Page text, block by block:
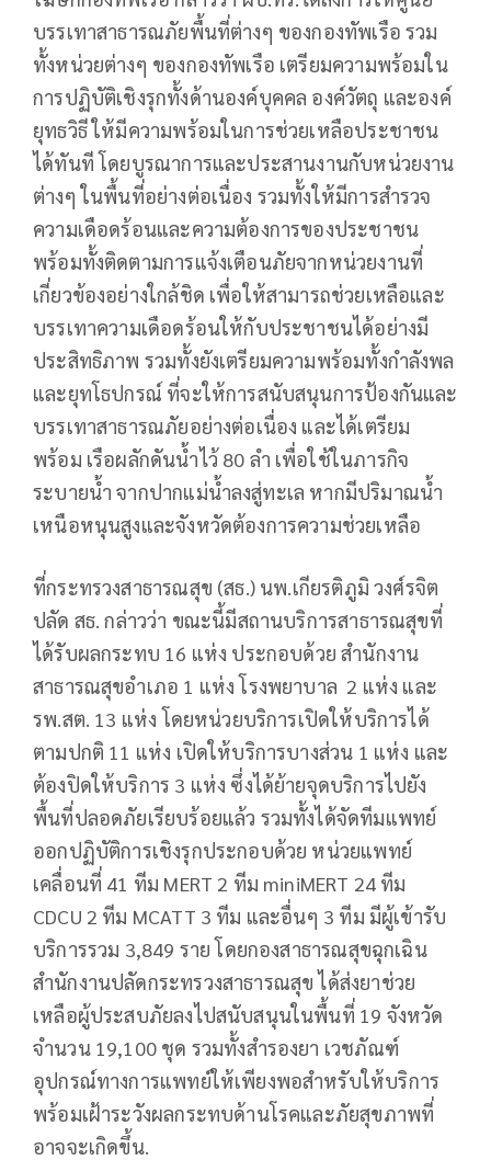
บรรเทาสาธารณภัยพื้นที่ต่างๆ ของกองทัพเรือ รวม
ทั้งหน่วยต่างๆ ของกองทัพเรือ เตรียมความพร้อมใน
การปฏิบัติเชิงรุกทั้งด้านองค์บุคคล องค์วัตถุ และองค์
ยุทธวิธี ให้มีความพร้อมในการช่วยเหลือประชาชน
ได้ทันที โดยบูรณาการและประสานงานกับหน่วยงาน
ต่างๆ ในพื้นที่อย่างต่อเนื่อง รวมทั้งให้มีการสำรวจ
ความเดือดร้อนและความต้องการของประชาชน
พร้อมทั้งติดตามการแจ้งเตือนภัยจากหน่วยงานที่
เกี่ยวข้องอย่างใกล้ชิด เพื่อให้สามารถช่วยเหลือและ
บรรเทาความเดือดร้อนให้กับประชาชนได้อย่างมี
ประสิทธิภาพ รวมทั้งยังเตรียมความพร้อมทั้งกำลังพล
และยุทโธปกรณ์ ที่จะให้การสนับสนุนการป้องกันและ
บรรเทาสาธารณภัยอย่างต่อเนื่อง และได้เตรียม
พร้อม เรือผลักดันน้ำไว้ 80 ลำ เพื่อใช้ในภารกิจ
ระบายน้ำ จากปากแม่น้ำลงสู่ทะเล หากมีปริมาณน้ำ
เหนือหนุนสูงและจังหวัดต้องการความช่วยเหลือ
ที่กระทรวงสาธารณสุข (สธ.) นพ.เกียรติภูมิ วงศ์รจิต
ปลัด สธ. กล่าวว่า ขณะนี้มีสถานบริการสาธารณสุขที่
ได้รับผลกระทบ 16 แห่ง ประกอบด้วย สำนักงาน
สาธารณสุขอำเภอ 1 แห่ง โรงพยาบาล 2 แห่ง และ
รพ.สต. 13 แห่ง โดยหน่วยบริการเปิดให้บริการได้
ตามปกติ 11 แห่ง เปิดให้บริการบางส่วน 1 แห่ง และ
ต้องปิดให้บริการ 3 แห่ง ซึ่งได้ย้ายจุดบริการไปยัง
พื้นที่ปลอดภัยเรียบร้อยแล้ว รวมทั้งได้จัดทีมแพทย์
ออกปฏิบัติการเชิงรุกประกอบด้วย หน่วยแพทย์
เคลื่อนที่ 41 ทีม MERT 2 ทีม miniMERT 24 ทีม
CDCU 2 ทีม MCATT 3 ทีม และอื่นๆ 3 ทีม มีผู้เข้ารับ
บริการรวม 3,849 ราย โดยกองสาธารณสุขฉุกเฉิน
สำนักงานปลัดกระทรวงสาธารณสุข ได้ส่งยาช่วย
เหลือผู้ประสบภัยลงไปสนับสนุนในพื้นที่ 19 จังหวัด
จำนวน 19,100 ชุด รวมทั้งสำรองยา เวชภัณฑ์
อุปกรณ์ทางการแพทย์ให้เพียงพอสำหรับให้บริการ
พร้อมเฝ้าระวังผลกระทบด้านโรคและภัยสุขภาพที่
อาจจะเกิดขึ้น.